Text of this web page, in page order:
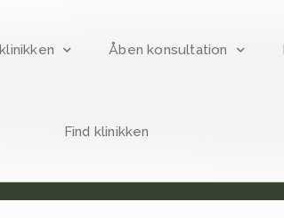
Åben konsultation
Find klinikken